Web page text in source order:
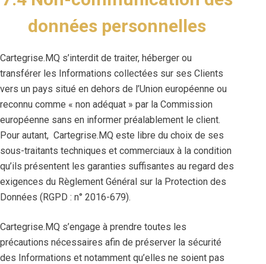
données personnelles
Cartegrise.MQ s’interdit de traiter, héberger ou
transférer les Informations collectées sur ses Clients
vers un pays situé en dehors de l’Union européenne ou
reconnu comme « non adéquat » par la Commission
européenne sans en informer préalablement le client.
Pour autant, Cartegrise.MQ este libre du choix de ses
sous-traitants techniques et commerciaux à la condition
qu’ils présentent les garanties suffisantes au regard des
exigences du Règlement Général sur la Protection des
Données (RGPD : n° 2016-679).
Cartegrise.MQ s’engage à prendre toutes les
précautions nécessaires afin de préserver la sécurité
des Informations et notamment qu’elles ne soient pas